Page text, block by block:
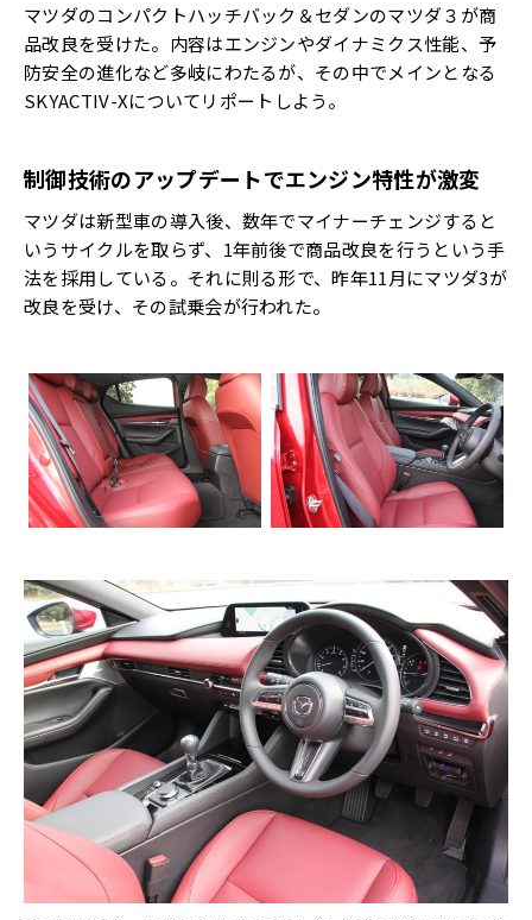
マツダのコンパクトハッチバック＆セダンのマツダ３が商
品改良を受けた。内容はエンジンやダイナミクス性能、予
防安全の進化など多岐にわたるが、その中でメインとなる
SKYACTIV-Xについてリポートしよう。
制御技術のアップデートでエンジン特性が激変
マツダは新型車の導入後、数年でマイナーチェンジすると
いうサイクルを取らず、1年前後で商品改良を行うという手
法を採用している。それに則る形で、昨年11月にマツダ3が
改良を受け、その試乗会が行われた。